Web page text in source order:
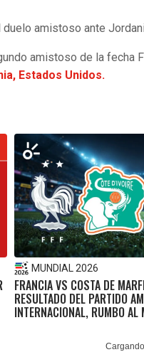
duelo amistoso ante
amistoso de la fecha
Estados Unidos.
MUNDIAL 2026
FRANCIA VS COSTA DE
RESULTADO DEL PARTIDO
INTERNACIONAL, RUMBO